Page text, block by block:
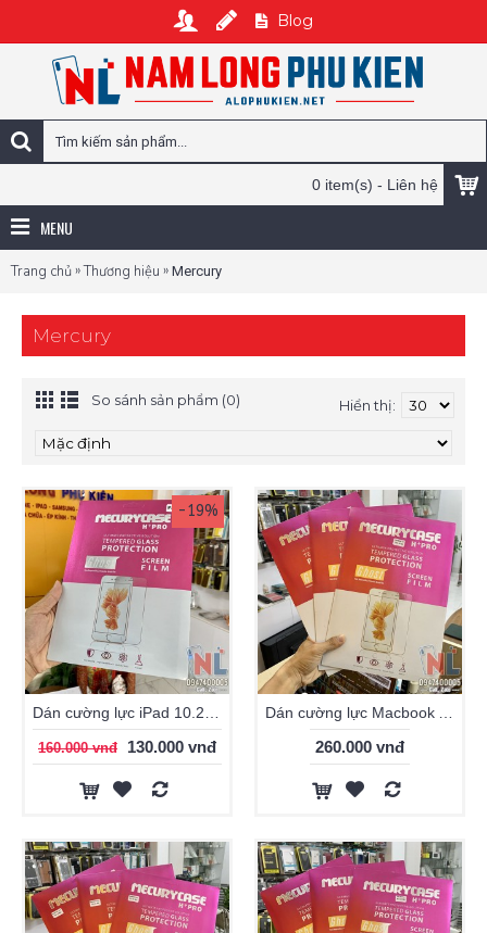
Blog
0 item(s) - Liên hệ
MENU
Trang chủ»Thương hiệu » Mercury
Mercury
So sánh sản phẩm (0) Hiển thị:
-19%
160.000 vnđ 130.000 vnđ 260.000 vnđ